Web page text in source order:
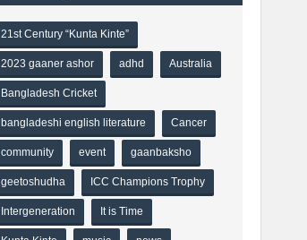
21st Century “Kunta Kinte”
2023 gaaner ashor adhd Australia
Bangladesh Cricket
bangladeshi english literature Cancer
community event gaanbaksho
geetoshudha ICC Champions Trophy
Intergeneration It is Time